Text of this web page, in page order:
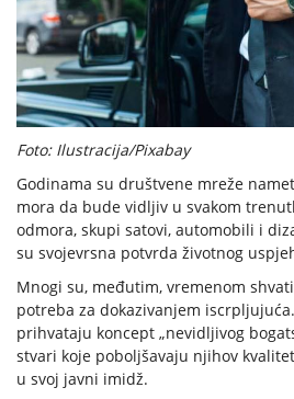
Foto: Ilustracija/Pixabay
Godinama su društvene mreže
mora da bude vidljiv u svakom
odmora, skupi satovi, automobili i
su svojevrsna potvrda životnog
Mnogi su, međutim, vremenom
potreba za dokazivanjem
prihvataju koncept „nevidljivog
stvari koje poboljšavaju njihov
u svoj javni imidž.